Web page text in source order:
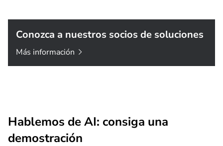
Conozca a nuestros socios de soluciones
Más información
Hablemos de AI: consiga una
demostración